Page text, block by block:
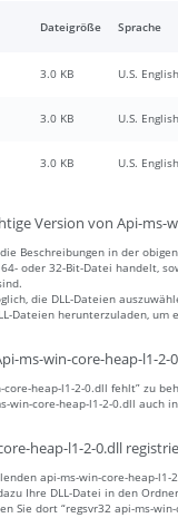
Dateigröße Sprache
3.0 KB U.S. English
3.0 KB U.S. English
3.0 KB U.S. English
Version von Api-ms-
Beschreibungen in der
oder 32-Bit-Datei handelt,
die DLL-Dateien
Dateien herunterzuladen,
ms-win-core-heap-l1-2-
core-heap-l1-2-0.dll fehlt” zu
win-core-heap-l1-2-0.dll auch
heap-l1-2-0.dll
api-ms-win-core-heap-
Ihre DLL-Datei in den
Sie dort “regsvr32 api-ms-